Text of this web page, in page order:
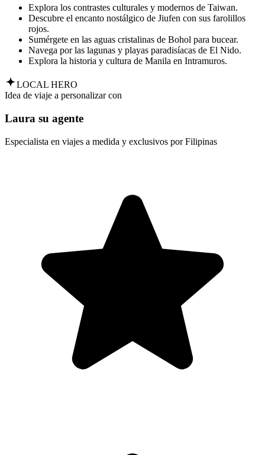
Explora los contrastes culturales y modernos de Taiwan.
Descubre el encanto nostálgico de Jiufen con sus farolillos
rojos.
Sumérgete en las aguas cristalinas de Bohol para bucear.
Navega por las lagunas y playas paradisíacas de El Nido.
Explora la historia y cultura de Manila en Intramuros.
LOCAL HERO
Idea de viaje a personalizar con
Laura su agente
Especialista en viajes a medida y exclusivos por Filipinas